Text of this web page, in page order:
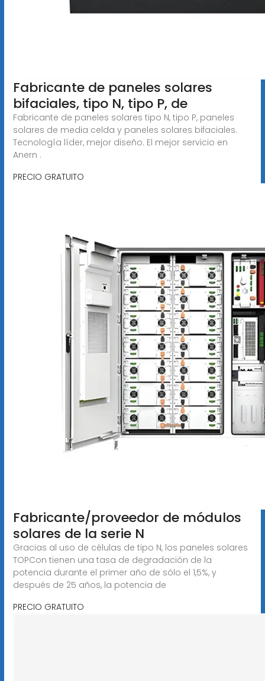
Fabricante de paneles solares
bifaciales, tipo N, tipo P, de
Fabricante de paneles solares tipo N, tipo P, paneles
solares de media celda y paneles solares bifaciales.
Tecnología líder, mejor diseño. El mejor servicio en
Anern .
PRECIO GRATUITO
Fabricante/proveedor de módulos
solares de la serie N
Gracias al uso de células de tipo N, los paneles solares
TOPCon tienen una tasa de degradación de la
potencia durante el primer año de sólo el 1,5%, y
después de 25 años, la potencia de
PRECIO GRATUITO